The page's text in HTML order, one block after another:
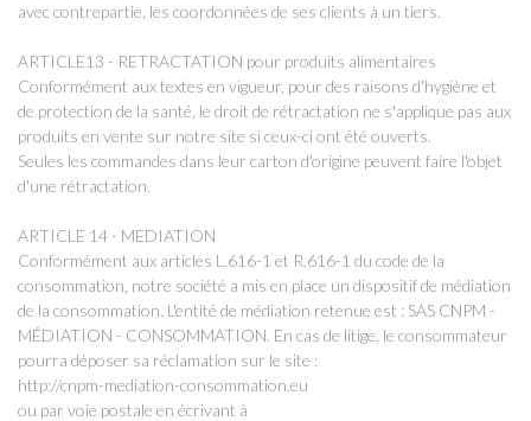
avec contrepartie, les coordonnées de ses clients à un tiers.
ARTICLE13 - RETRACTATION pour produits alimentaires
Conformément aux textes en vigueur, pour des raisons d'hygiène et
de protection de la santé, le droit de rétractation ne s'applique pas aux
produits en vente sur notre site si ceux-ci ont été ouverts.
Seules les commandes dans leur carton d'origine peuvent faire l'objet
d'une rétractation.
ARTICLE 14 - MEDIATION
Conformément aux articles L.616-1 et R.616-1 du code de la
consommation, notre société a mis en place un dispositif de médiation
de la consommation. L'entité de médiation retenue est : SAS CNPM -
MÉDIATION - CONSOMMATION. En cas de litige, le consommateur
pourra déposer sa réclamation sur le site :
http://cnpm-mediation-consommation.eu
ou par voie postale en écrivant à